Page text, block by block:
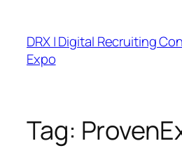
DRX | Digital Recruiting
Expo
Tag: